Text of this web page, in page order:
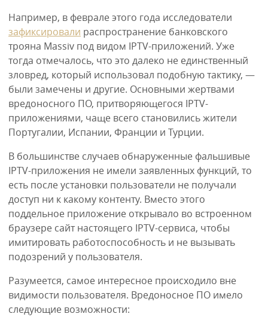
Например, в феврале этого года исследователи
зафиксировали распространение банковского
трояна Massiv под видом IPTV-приложений. Уже
тогда отмечалось, что это далеко не единственный
зловред, который использовал подобную тактику, —
были замечены и другие. Основными жертвами
вредоносного ПО, притворяющегося IPTV-
приложениями, чаще всего становились жители
Португалии, Испании, Франции и Турции.
В большинстве случаев обнаруженные фальшивые
IPTV-приложения не имели заявленных функций, то
есть после установки пользователи не получали
доступ ни к какому контенту. Вместо этого
поддельное приложение открывало во встроенном
браузере сайт настоящего IPTV-сервиса, чтобы
имитировать работоспособность и не вызывать
подозрений у пользователя.
Разумеется, самое интересное происходило вне
видимости пользователя. Вредоносное ПО имело
следующие возможности: